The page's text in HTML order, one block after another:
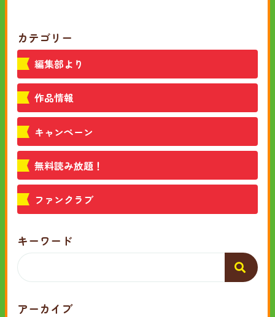
カテゴリー
編集部より
作品情報
キャンペーン
無料読み放題！
ファンクラブ
キーワード
アーカイブ